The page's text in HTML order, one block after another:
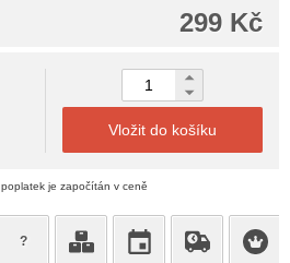
299 Kč
Vložit do košíku
je započítán v ceně
?